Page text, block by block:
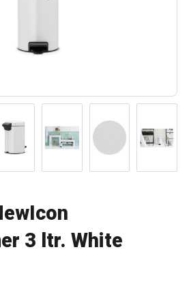
3 ltr. White